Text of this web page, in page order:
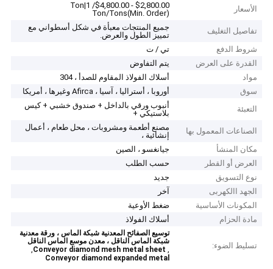
الأسعار
$2,800.00 - $4,800.00/ Ton|1
Ton/Tons(Min. Order)
تفاصيل التغليف
جميع المنتجات معبأة في شكل أسطواني مع
تمييز الطول والعرض.
شروط الدفع
تي / ت
القدرة على العرض
يتم التفاوض
مواد
أسلاك الفولاذ المقاوم للصدأ ، 304
سوق
أوروبا ، أستراليا ، آسيا ، Afirca وغيرها ، أمريكا
التعبئة
أنبوب ورقي بالداخل + صندوق خشبي + كيس
بلاستيكي +
الصناعات المعمول بها
مصنع أطعمة ومشروبات ، محل طعام ، أعمال
إنشائية ،
مكان المنشأ
جيانغسو ، الصين
العرض أو القطر
حسب الطلب
نوع التسويق
جديد
الجهد االكهربى
آخر
المكونات الأساسية
ضغط الأوعية
مادة الحزام
أسلاك الفولاذ
تسليط الضوء:
توسيع الصفائح المعدنية شبكة الماس ، ورقة معدنية
شبكة الماس الناقل ، معدن موسع الماس الناقل
,
Conveyor diamond mesh metal sheet
,
Conveyor diamond expanded metal